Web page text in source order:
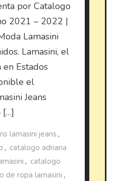
por Catalogo
2021 – 2022 |
Lamasini
Lamasini, el
Estados
el
Jeans
[…]
lamasini jeans ,
, catalogo adriana
, catalogo
de ropa lamasini ,